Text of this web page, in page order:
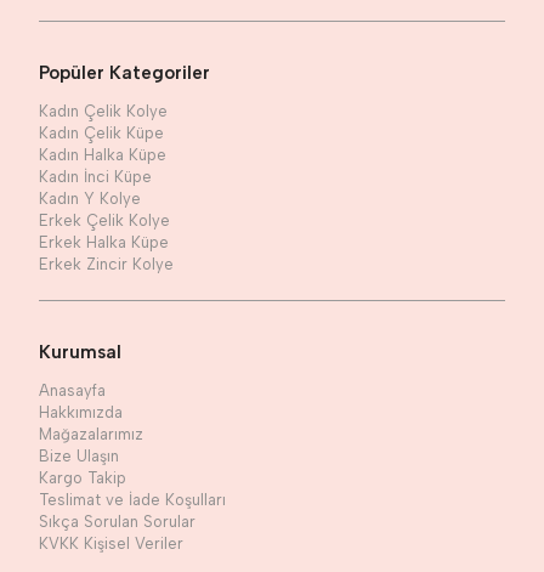
Popüler Kategoriler
Kadın Çelik Kolye
Kadın Çelik Küpe
Kadın Halka Küpe
Kadın İnci Küpe
Kadın Y Kolye
Erkek Çelik Kolye
Erkek Halka Küpe
Erkek Zincir Kolye
Kurumsal
Anasayfa
Hakkımızda
Mağazalarımız
Bize Ulaşın
Kargo Takip
Teslimat ve İade Koşulları
Sıkça Sorulan Sorular
KVKK Kişisel Veriler